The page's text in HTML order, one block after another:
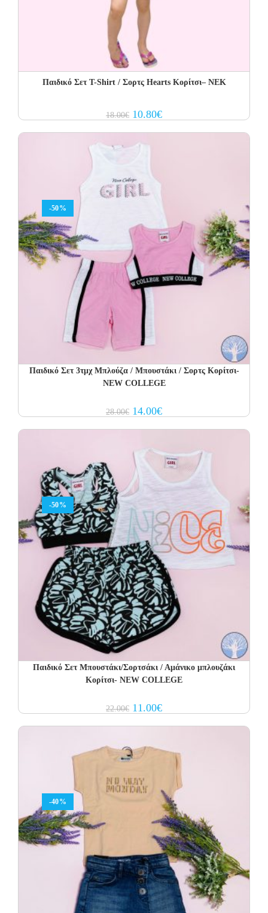
Παιδικό Σετ T-Shirt / Σορτς Hearts Κορίτσι– NEK
18.00€ Original
price
10.80€Current
price
-50%
Παιδικό Σετ 3τμχ Μπλούζα / Μπουστάκι / Σορτς Κορίτσι-
NEW COLLEGE
28.00€ Original
price
14.00€Current
price
-50%
Παιδικό Σετ Μπουστάκι/Σορτσάκι / Αμάνικο μπλουζάκι
Κορίτσι- NEW COLLEGE
22.00€ Original
price
11.00€Current
price
-40%